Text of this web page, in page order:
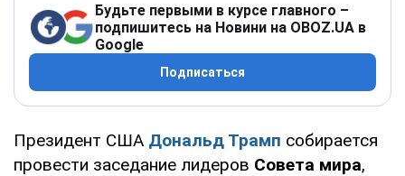
Будьте первыми в курсе главного –
подпишитесь на Новини на OBOZ.UA в
Google
Подписаться
Президент США Дональд Трамп собирается
провести заседание лидеров Совета мира,